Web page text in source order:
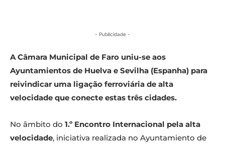
- Publicidade -
A Câmara Municipal de Faro uniu-se aos
Ayuntamientos de Huelva e Sevilha (Espanha) para
reivindicar uma ligação ferroviária de alta
velocidade que conecte estas três cidades.
No âmbito do 1.º Encontro Internacional pela alta
velocidade, iniciativa realizada no Ayuntamiento de